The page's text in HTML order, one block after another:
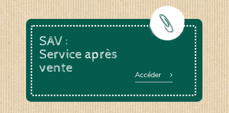
SAV :
Service après
vente
Accéder